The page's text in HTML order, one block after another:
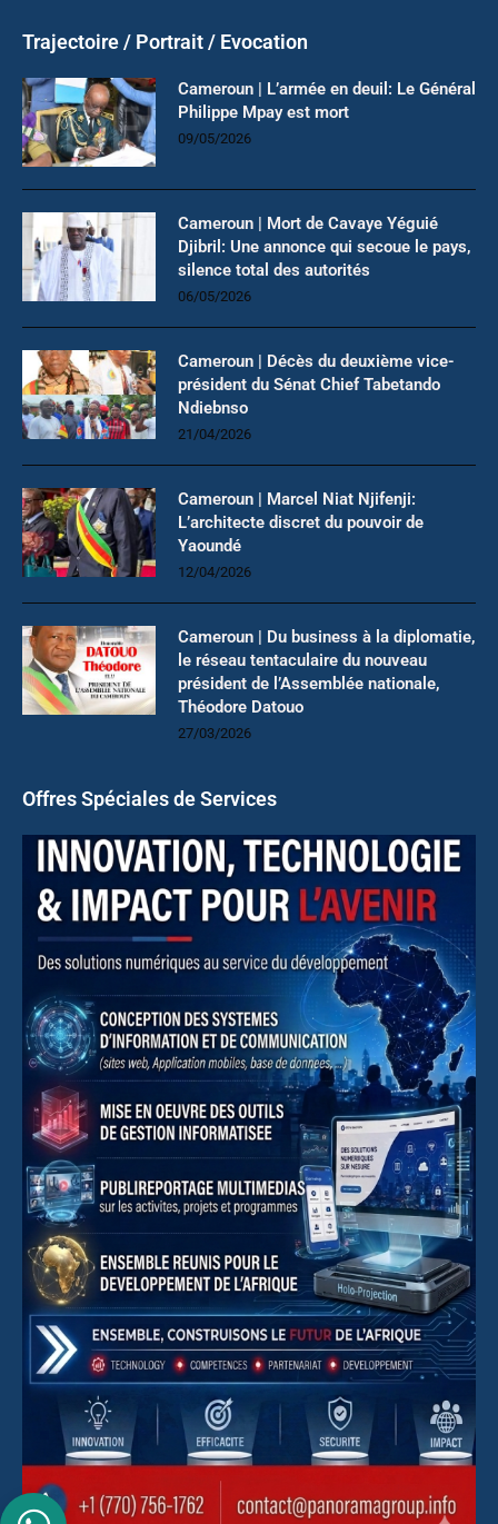
Trajectoire / Portrait / Evocation
Cameroun | L’armée en deuil: Le Général
Philippe Mpay est mort
09/05/2026
Cameroun | Mort de Cavaye Yéguié
Djibril: Une annonce qui secoue le pays,
silence total des autorités
06/05/2026
Cameroun | Décès du deuxième vice-
président du Sénat Chief Tabetando
Ndiebnso
21/04/2026
Cameroun | Marcel Niat Njifenji:
L’architecte discret du pouvoir de
Yaoundé
12/04/2026
Cameroun | Du business à la diplomatie,
le réseau tentaculaire du nouveau
président de l’Assemblée nationale,
Théodore Datouo
27/03/2026
Offres Spéciales de Services